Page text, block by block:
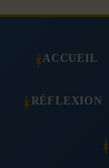
ACCUEIL
RÉFLEXION